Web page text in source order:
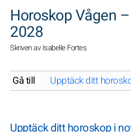
Horoskop Vågen
2028
Skriven av Isabelle Fortes
Gå till Upptäck ditt
Upptäck ditt horoskop i